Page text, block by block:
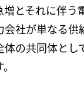
増とそれに伴う
社が単なる供
体の共同体とし